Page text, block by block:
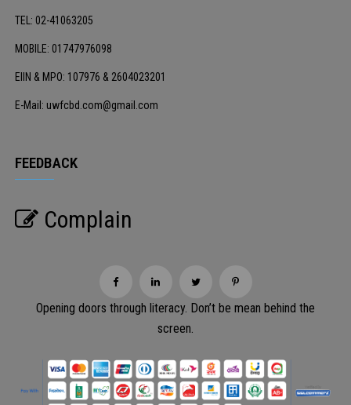
TEL: 02-41063205
MOBILE: 01747976098
EIIN & MPO: 107976 & 2604023201
E-Mail: uwfcbd.com@gmail.com
FEEDBACK
Complain
Opening doors through literacy. Don’t be mean behind the
screen.